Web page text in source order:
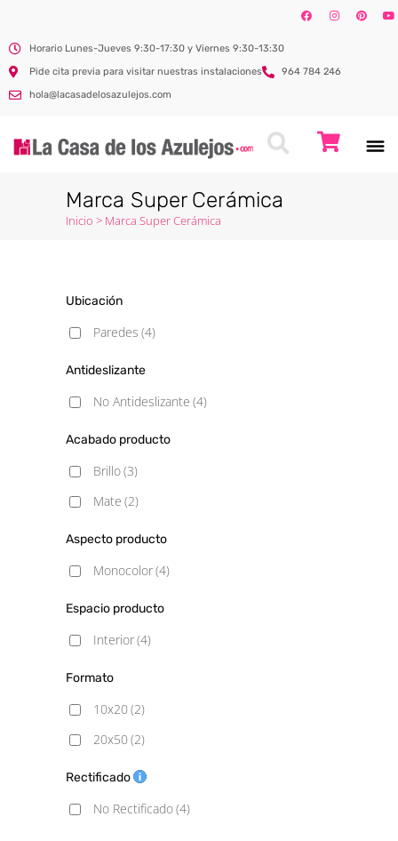
Horario Lunes-Jueves 9:30-17:30 y Viernes 9:30-13:30
Pide cita previa para visitar nuestras instalaciones
964 784 246
hola@lacasadelosazulejos.com
Marca Super Cerámica
Inicio > Marca Super Cerámica
Ubicación
Paredes (4)
Antideslizante
No Antideslizante (4)
Acabado producto
Brillo(3)
Mate (2)
Aspecto producto
Monocolor(4)
Espacio producto
Interior(4)
Formato
10x20 (2)
20x50 (2)
Rectificado
No Rectificado(4)